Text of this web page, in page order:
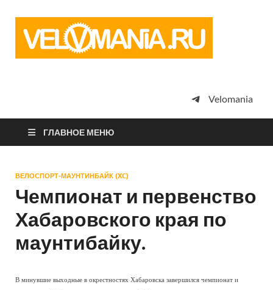
просто
Velomania
ГЛАВНОЕ МЕНЮ
ВЕЛОСПОРТ-МАУНТИНБАЙК (XC)
Чемпионат и первенство
Хабаровского края по
маунтибайку.
В минувшие выходные в окрестностях Хабаровска завершился чемпионат и